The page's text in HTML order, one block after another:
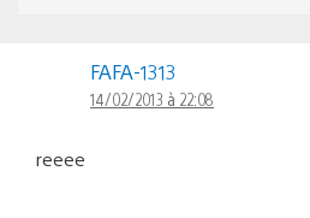
FAFA-1313
14/02/2013 à 22:08
reeee